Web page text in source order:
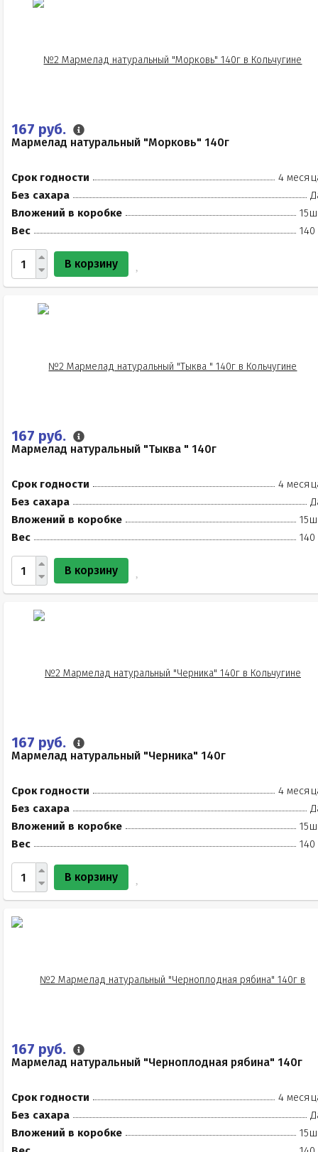
167 руб.
Мармелад натуральный "Морковь" 140г
Срок годности
4
Без сахара
Вложений в коробке
Вес
140
В корзину
167 руб.
Мармелад натуральный "Тыква " 140г
Срок годности
4
Без сахара
Вложений в коробке
Вес
140
В корзину
167 руб.
Мармелад натуральный "Черника" 140г
Срок годности
4
Без сахара
Вложений в коробке
Вес
140
В корзину
167 руб.
Мармелад натуральный "Черноплодная рябина" 140г
Срок годности
4
Без сахара
Вложений в коробке